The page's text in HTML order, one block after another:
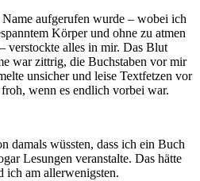
aufgerufen wurde – wobei ich
Körper und ohne zu atmen
verstockte alles in mir. Das Blut
war zittrig, die Buchstaben vor mir
unsicher und leise Textfetzen vor
wenn es endlich vorbei war.
damals wüssten, dass ich ein Buch
Lesungen veranstalte. Das hätte
ich am allerwenigsten.